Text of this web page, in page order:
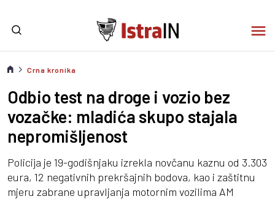
Crna kronika
Odbio test na droge i vozio bez
vozačke: mladića skupo stajala
nepromišljenost
Policija je 19-godišnjaku izrekla novčanu kaznu od 3.303
eura, 12 negativnih prekršajnih bodova, kao i zaštitnu
mjeru zabrane upravljanja motornim vozilima AM